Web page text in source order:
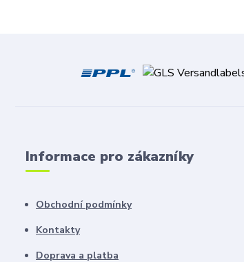
Informace pro zákazníky
Obchodní podmínky
Kontakty
Doprava a platba